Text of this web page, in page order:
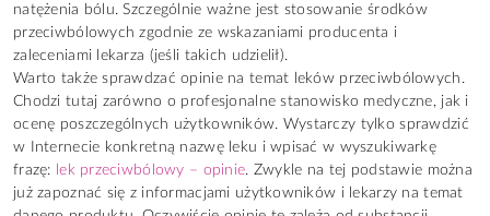
natężenia bólu. Szczególnie ważne jest stosowanie środków
przeciwbólowych zgodnie ze wskazaniami producenta i
zaleceniami lekarza (jeśli takich udzielił).
Warto także sprawdzać opinie na temat leków przeciwbólowych.
Chodzi tutaj zarówno o profesjonalne stanowisko medyczne, jak i
ocenę poszczególnych użytkowników. Wystarczy tylko sprawdzić
w Internecie konkretną nazwę leku i wpisać w wyszukiwarkę
frazę: lek przeciwbólowy – opinie. Zwykle na tej podstawie można
już zapoznać się z informacjami użytkowników i lekarzy na temat